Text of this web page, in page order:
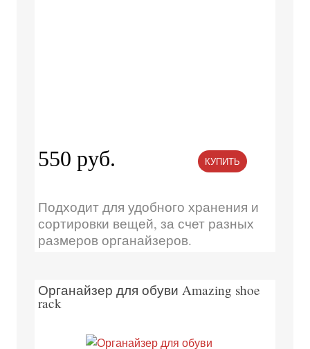
550 руб. КУПИТЬ
Подходит для удобного хранения и
сортировки вещей, за счет разных
размеров органайзеров.
Органайзер для обуви Amazing shoe
rack